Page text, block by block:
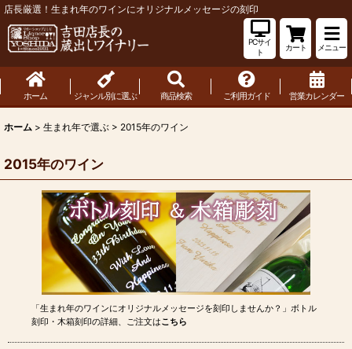
店長厳選！生まれ年のワインにオリジナルメッセージの刻印
PCサイ
ト
カート メニュー
ホーム ジャンル別に選ぶ 商品検索 ご利用ガイド 営業カレンダー
ホーム > 生まれ年で選ぶ > 2015年のワイン
2015年のワイン
「生まれ年のワインにオリジナルメッセージを刻印しませんか？」ボトル
刻印・木箱刻印の詳細、ご注文はこちら